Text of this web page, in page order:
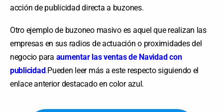
acción de publicidad directa a buzones.
Otro ejemplo de buzoneo masivo es aquel que realizan las
empresas en sus radios de actuación o proximidades del
negocio para aumentar las ventas de Navidad con
publicidad.Pueden leer más a este respecto siguiendo el
enlace anterior destacado en color azul.